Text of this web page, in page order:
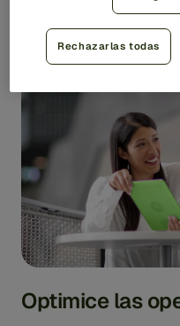
Optimice las
Rechazarlas todas